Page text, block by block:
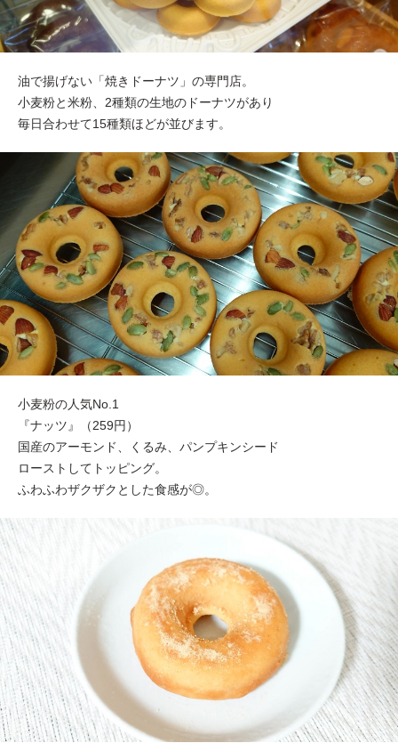
油で揚げない「焼きドーナツ」の専門店。
小麦粉と米粉、2種類の生地のドーナツがあり
毎日合わせて15種類ほどが並びます。
小麦粉の人気No.1
『ナッツ』（259円）
国産のアーモンド、くるみ、パンプキンシード
ローストしてトッピング。
ふわふわザクザクとした食感が◎。